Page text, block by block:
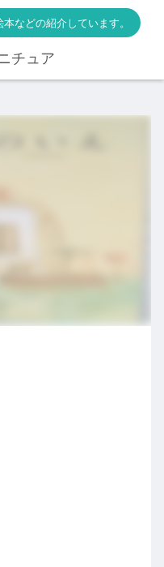
などの紹介しています。
チュア